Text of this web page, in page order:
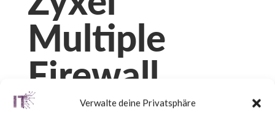
Verwalte deine Privatsphäre
Multiple
Firewall